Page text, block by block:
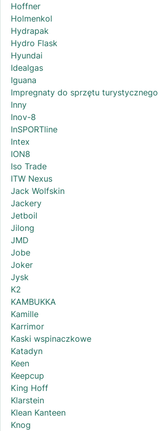
Hoffner
Holmenkol
Hydrapak
Hydro Flask
Hyundai
Idealgas
Iguana
Impregnaty do sprzętu turystycznego
Inny
Inov-8
InSPORTline
Intex
ION8
Iso Trade
ITW Nexus
Jack Wolfskin
Jackery
Jetboil
Jilong
JMD
Jobe
Joker
Jysk
K2
KAMBUKKA
Kamille
Karrimor
Kaski wspinaczkowe
Katadyn
Keen
Keepcup
King Hoff
Klarstein
Klean Kanteen
Knog